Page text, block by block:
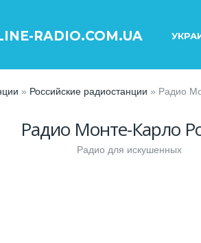
RADIO.COM.UA
» Российские радиостанции » Радио
Радио Монте-Карло
Радио для искушенных